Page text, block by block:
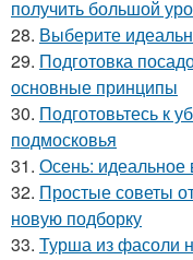
получить большой
28. Выберите
29. Подготовка
основные принципы
30. Подготовьтесь к
подмосковья
31. Осень: идеальное
32. Простые советы
новую подборку
33. Турша из фасоли